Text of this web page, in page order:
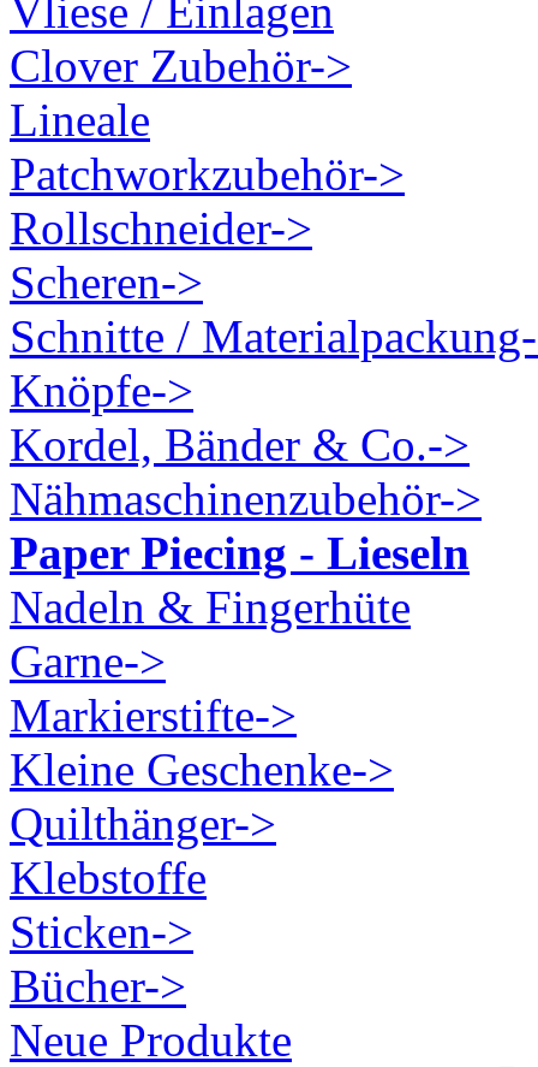
Vliese / Einlagen
Clover Zubehör->
Lineale
Patchworkzubehör->
Rollschneider->
Scheren->
Schnitte /
Knöpfe->
Kordel, Bänder & Co.->
Nähmaschinenzubehör->
Paper Piecing - Lieseln
Nadeln & Fingerhüte
Garne->
Markierstifte->
Kleine Geschenke->
Quilthänger->
Klebstoffe
Sticken->
Bücher->
Neue Produkte